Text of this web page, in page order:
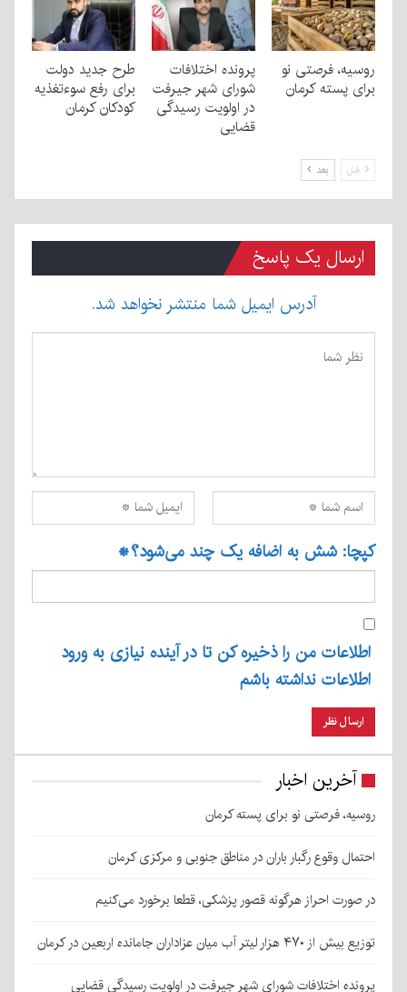
روسیه، فرصتی نو
برای پسته کرمان
پرونده اختلافات
شورای شهر جیرفت
در اولویت رسیدگی
قضایی
طرح جدید دولت
برای رفع سوءتغذیه
کودکان کرمان
قبل بعد
ارسال یک پاسخ
آدرس ایمیل شما منتشر نخواهد شد.
کپچا: شش به اضافه یک چند می‌شود؟*
اطلاعات من را ذخیره کن تا در آینده نیازی به ورود
اطلاعات نداشته باشم
آخرین اخبار
روسیه، فرصتی نو برای پسته کرمان
احتمال وقوع رگبار باران در مناطق جنوبی و مرکزی کرمان
در صورت احراز هرگونه قصور پزشکی، قطعا برخورد می‌کنیم
توزیع بیش از ۴۷۰ هزار لیتر آب میان عزاداران جامانده اربعین در کرمان
پرونده اختلافات شورای شهر جیرفت در اولویت رسیدگی قضایی